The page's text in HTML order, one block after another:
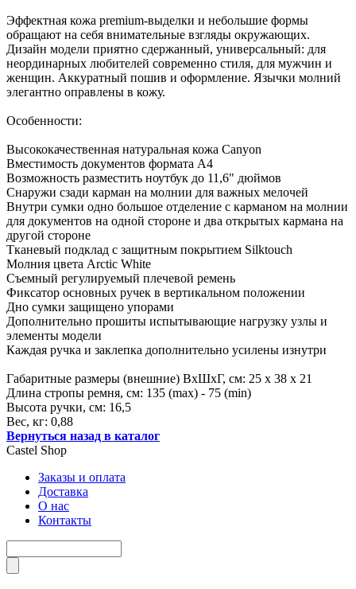
Эффектная кожа premium-выделки и небольшие формы
обращают на себя внимательные взгляды окружающих.
Дизайн модели приятно сдержанный, универсальный: для
неординарных любителей современно стиля, для мужчин и
женщин. Аккуратный пошив и оформление. Язычки молний
элегантно оправлены в кожу.
Особенности:
Высококачественная натуральная кожа Canyon
Вместимость документов формата А4
Возможность разместить ноутбук до 11,6" дюймов
Снаружи сзади карман на молнии для важных мелочей
Внутри сумки одно большое отделение с карманом на молнии
для документов на одной стороне и два открытых кармана на
другой стороне
Тканевый подклад с защитным покрытием Silktouch
Молния цвета Arctic White
Съемный регулируемый плечевой ремень
Фиксатор основных ручек в вертикальном положении
Дно сумки защищено упорами
Дополнительно прошиты испытывающие нагрузку узлы и
элементы модели
Каждая ручка и заклепка дополнительно усилены изнутри
Габаритные размеры (внешние) ВхШхГ, см: 25 х 38 х 21
Длина стропы ремня, см: 135 (max) - 75 (min)
Высота ручки, см: 16,5
Вес, кг: 0,88
Вернуться назад в каталог
Castel Shop
Заказы и оплата
Доставка
О нас
Контакты